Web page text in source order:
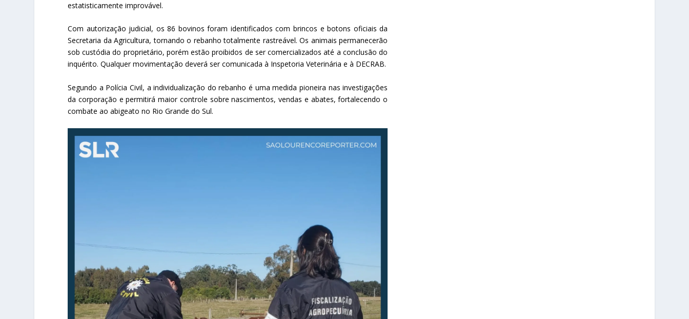
estatisticamente improvável.
Com autorização judicial, os 86 bovinos foram identificados com brincos e botons oficiais da
Secretaria da Agricultura, tornando o rebanho totalmente rastreável. Os animais permanecerão
sob custódia do proprietário, porém estão proibidos de ser comercializados até a conclusão do
inquérito. Qualquer movimentação deverá ser comunicada à Inspetoria Veterinária e à DECRAB.
Segundo a Polícia Civil, a individualização do rebanho é uma medida pioneira nas investigações
da corporação e permitirá maior controle sobre nascimentos, vendas e abates, fortalecendo o
combate ao abigeato no Rio Grande do Sul.